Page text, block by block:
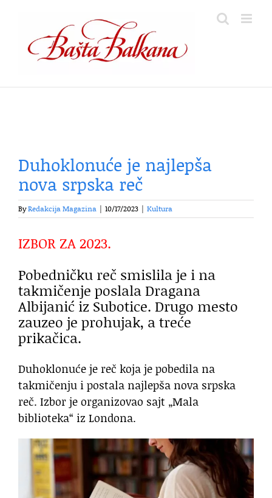
content
Duhoklonuće je najlepša
nova srpska reč
ByRedakcija Magazina 10/17/2023 Kultura
IZBOR ZA 2023.
Pobedničku reč smislila je i na
takmičenje poslala Dragana
Albijanić iz Subotice. Drugo mesto
zauzeo je prohujak, a treće
prikačica.
Duhoklonuće je reč koja je pobedila na
takmičenju i postala najlepša nova srpska
reč. Izbor je organizovao sajt „Mala
biblioteka“ iz Londona.